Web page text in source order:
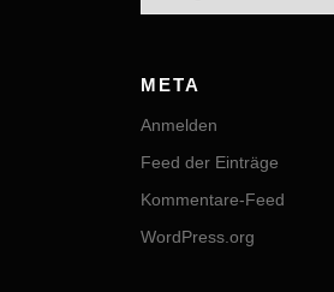
META
Anmelden
Feed der Einträge
Kommentare-Feed
WordPress.org